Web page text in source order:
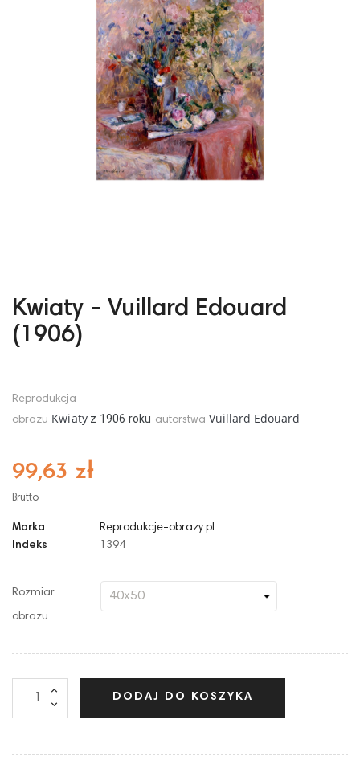
Kwiaty - Vuillard Edouard
(1906)
Reprodukcja
obrazu Kwiaty z 1906 roku autorstwa Vuillard Edouard
99,63 zł
Brutto
Marka
Reprodukcje-obrazy.pl
Indeks
1394
Rozmiar
obrazu
DODAJ DO KOSZYKA